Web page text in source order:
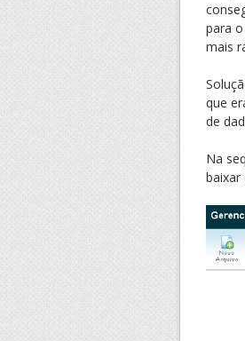
para
mais
que
de
Na
baixar